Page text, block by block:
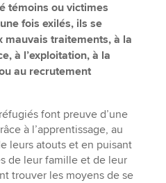
témoins ou victimes
fois exilés, ils se
mauvais traitements, à la
à l’exploitation, à la
au recrutement
font preuve d’une
à l’apprentissage, au
leurs atouts et en puisant
de leur famille et de leur
trouver les moyens de se